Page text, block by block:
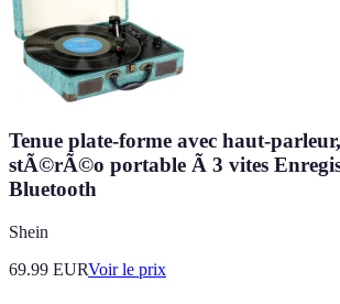
Tenue plate-forme avec haut-
stÃ©rÃ©o portable Ã 3 vites
Bluetooth
Shein
69.99 EURVoir le prix